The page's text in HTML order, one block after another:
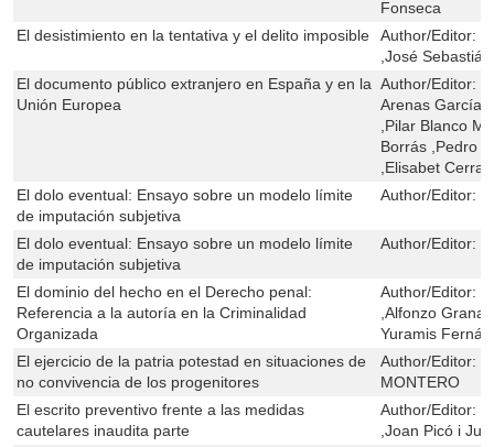
Fonseca
El desistimiento en la tentativa y el delito imposible
Author/Editor:
,José
El documento público extranjero en España y en la
Unión Europea
Author/Editor:
Arenas García
,Pilar Blanco
Borrás ,Pedro
,Elisabet
El dolo eventual: Ensayo sobre un modelo límite
de imputación subjetiva
Author/Editor:
El dolo eventual: Ensayo sobre un modelo límite
de imputación subjetiva
Author/Editor:
El dominio del hecho en el Derecho penal:
Referencia a la autoría en la Criminalidad
Organizada
Author/Editor:
,Alfonzo
Yuramis
El ejercicio de la patria potestad en situaciones de
no convivencia de los progenitores
Author/Editor:
MONTERO
El escrito preventivo frente a las medidas
cautelares inaudita parte
Author/Editor:
,Joan Picó i